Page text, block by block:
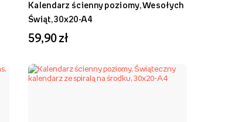
Kalendarz ścienny poziomy, Wesołych
Świąt, 30x20-A4
59,90 zł